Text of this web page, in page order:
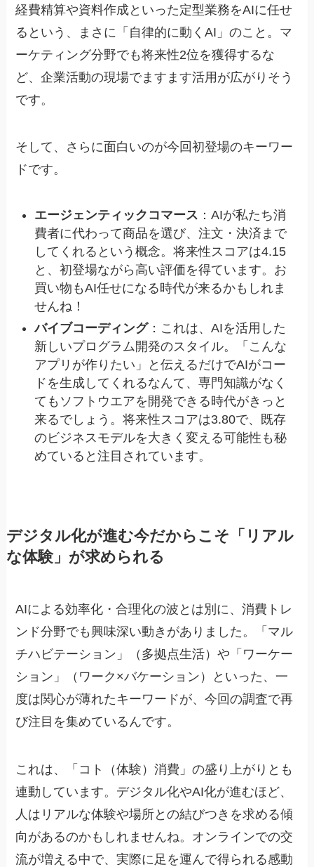
経費精算や資料作成といった定型業務をAIに任せ
るという、まさに「自律的に動くAI」のこと。マ
ーケティング分野でも将来性2位を獲得するな
ど、企業活動の現場でますます活用が広がりそう
です。
そして、さらに面白いのが今回初登場のキーワー
ドです。
エージェンティックコマース ：AIが私たち消
費者に代わって商品を選び、注文・決済まで
してくれるという概念。将来性スコアは4.15
と、初登場ながら高い評価を得ています。お
買い物もAI任せになる時代が来るかもしれま
せんね！
バイブコーディング：これは、AIを活用した
新しいプログラム開発のスタイル。「こんな
アプリが作りたい」と伝えるだけでAIがコー
ドを生成してくれるなんて、専門知識がなく
てもソフトウエアを開発できる時代がきっと
来るでしょう。将来性スコアは3.80で、既存
のビジネスモデルを大きく変える可能性も秘
めていると注目されています。
デジタル化が進む今だからこそ「リアル
な体験」が求められる
AIによる効率化・合理化の波とは別に、消費トレ
ンド分野でも興味深い動きがありました。「マル
チハビテーション」（多拠点生活）や「ワーケー
ション」（ワーク×バケーション）といった、一
度は関心が薄れたキーワードが、今回の調査で再
び注目を集めているんです。
これは、「コト（体験）消費」の盛り上がりとも
連動しています。デジタル化やAI化が進むほど、
人はリアルな体験や場所との結びつきを求める傾
向があるのかもしれませんね。オンラインでの交
流が増える中で、実際に足を運んで得られる感動